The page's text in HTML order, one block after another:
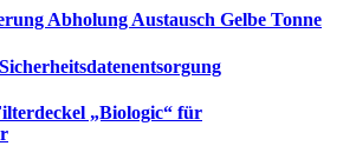
Abholung Austausch Gelbe Tonne
„Biologic“ für